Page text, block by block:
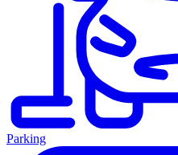
Parking